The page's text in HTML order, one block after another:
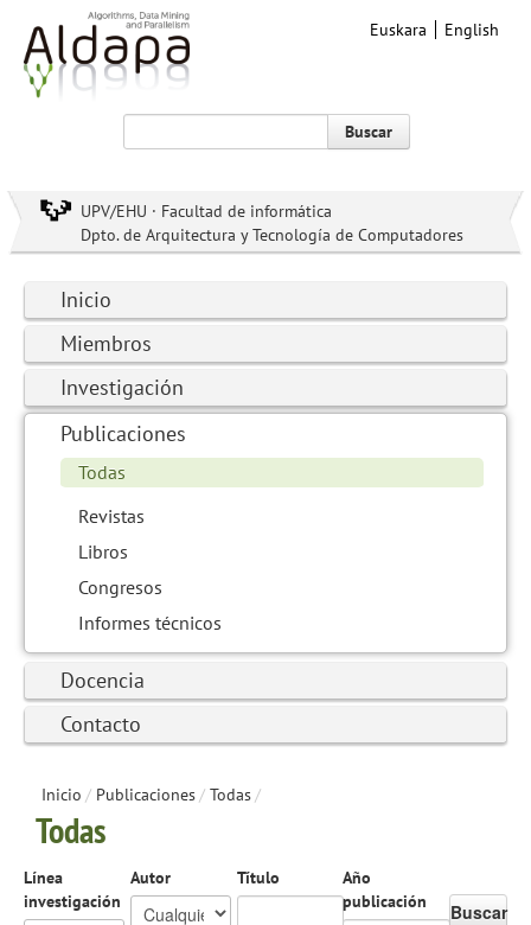
Euskara English
Buscar
UPV/EHU · Facultad de informática
Dpto. de Arquitectura y Tecnología de Computadores
Inicio
Miembros
Investigación
Publicaciones
Todas
Revistas
Libros
Congresos
Informes técnicos
Docencia
Contacto
Inicio / Publicaciones/ Todas/
Todas
Línea
investigación
Autor Título
Año
publicación
Buscar